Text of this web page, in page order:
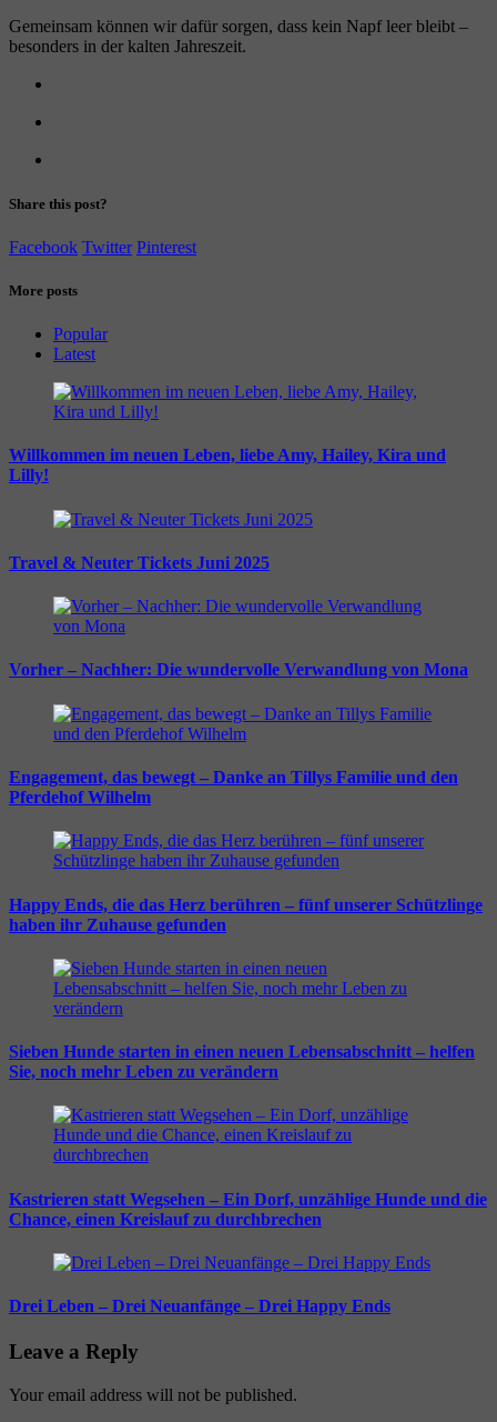
Gemeinsam können wir dafür sorgen, dass kein Napf leer bleibt –
besonders in der kalten Jahreszeit.
Share this post?
Facebook Twitter Pinterest
More posts
Popular
Latest
Willkommen im neuen Leben, liebe Amy, Hailey, Kira und
Lilly!
Travel & Neuter Tickets Juni 2025
Vorher – Nachher: Die wundervolle Verwandlung von Mona
Engagement, das bewegt – Danke an Tillys Familie und den
Pferdehof Wilhelm
Happy Ends, die das Herz berühren – fünf unserer Schützlinge
haben ihr Zuhause gefunden
Sieben Hunde starten in einen neuen Lebensabschnitt – helfen
Sie, noch mehr Leben zu verändern
Kastrieren statt Wegsehen – Ein Dorf, unzählige Hunde und die
Chance, einen Kreislauf zu durchbrechen
Drei Leben – Drei Neuanfänge – Drei Happy Ends
Leave a Reply
Your email address will not be published.